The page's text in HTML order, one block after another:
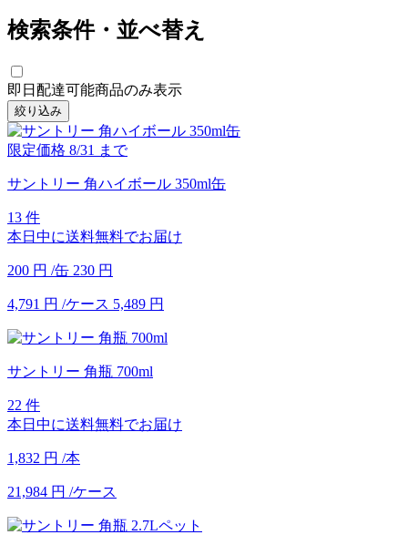
検索条件・並べ替え
即日配達可能商品のみ表示
絞り込み
限定価格 8/31 まで
サントリー 角ハイボール 350ml缶
13 件
本日中に送料無料でお届け
200 円 /缶 230 円
4,791 円 /ケース 5,489 円
サントリー 角瓶 700ml
22 件
本日中に送料無料でお届け
1,832 円 /本
21,984 円 /ケース